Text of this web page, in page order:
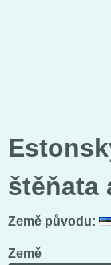
štěňata
Země původu:
Země